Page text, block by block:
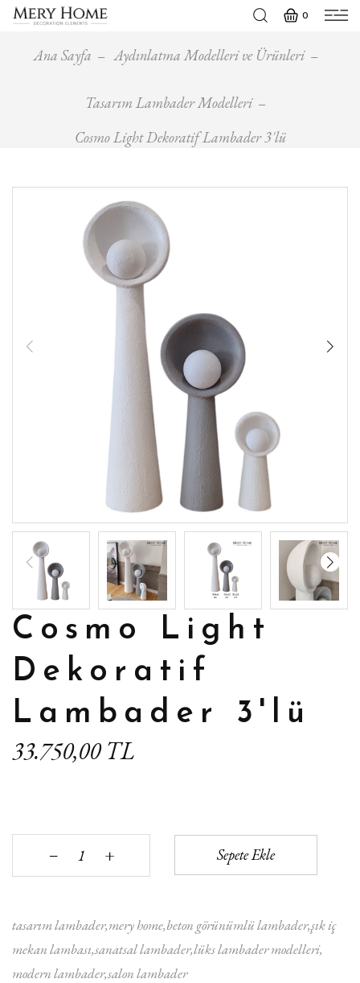
0
Ana Sayfa Aydınlatma Modelleri ve Ürünleri
Tasarım Lambader Modelleri
Cosmo Light Dekoratif Lambader 3'lü
Cosmo Light
Dekoratif
Lambader 3'lü
33.750,00 TL
‒ + Sepete Ekle
tasarım lambader mery home beton görünümlü lambaderşık iç
mekan lambası sanatsal lambaderlüks lambader modelleri
modern lambadersalon lambader